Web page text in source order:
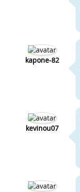
kapone-82
kevinou07